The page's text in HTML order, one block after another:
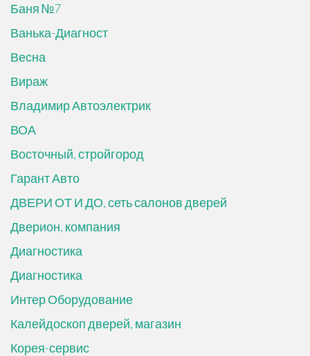
Баня №7
Ванька-Диагност
Весна
Вираж
Владимир Автоэлектрик
ВОА
Восточный, стройгород
Гарант Авто
ДВЕРИ ОТ И ДО, сеть салонов дверей
Дверион, компания
Диагностика
Диагностика
Интер Оборудование
Калейдоскоп дверей, магазин
Корея-сервис